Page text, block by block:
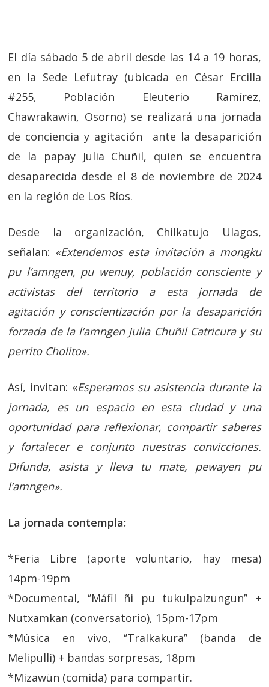
El día sábado 5 de abril desde las 14 a 19 horas,
en la Sede Lefutray (ubicada en César Ercilla
#255, Población Eleuterio Ramírez,
Chawrakawin, Osorno) se realizará una jornada
de conciencia y agitación ante la desaparición
de la papay Julia Chuñil, quien se encuentra
desaparecida desde el 8 de noviembre de 2024
en la región de Los Ríos.
Desde la organización, Chilkatujo Ulagos,
señalan: «Extendemos esta invitación a mongku
pu l’amngen, pu wenuy, población consciente y
activistas del territorio a esta jornada de
agitación y conscientización por la desaparición
forzada de la l’amngen Julia Chuñil Catricura y su
perrito Cholito».
Así, invitan: «Esperamos su asistencia durante la
jornada, es un espacio en esta ciudad y una
oportunidad para reflexionar, compartir saberes
y fortalecer e conjunto nuestras convicciones.
Difunda, asista y lleva tu mate, pewayen pu
l’amngen».
La jornada contempla:
*Feria Libre (aporte voluntario, hay mesa)
14pm-19pm
*Documental, ‘’Máfil ñi pu tukulpalzungun’’ +
Nutxamkan (conversatorio), 15pm-17pm
*Música en vivo, ‘’Tralkakura’’ (banda de
Melipulli) + bandas sorpresas, 18pm
*Mizawün (comida) para compartir.